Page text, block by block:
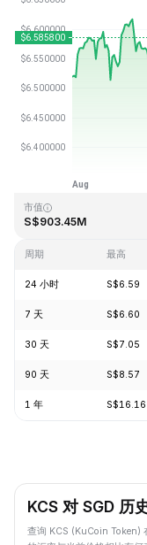
最近更新时间：2026-08-07
市值
S$903.45M
周期 最高
24 小时 S$6.59
7 天 S$6.60
30 天 S$7.05
90 天 S$8.57
1 年 S$16.16
KCS 对 SGD 历
查询 KCS (KuCoin Token)